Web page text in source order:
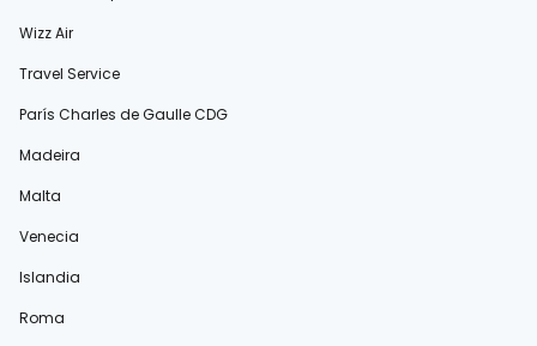
Wizz Air
Travel Service
París Charles de Gaulle CDG
Madeira
Malta
Venecia
Islandia
Roma